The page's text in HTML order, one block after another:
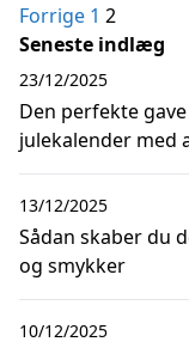
Indlægsinddeling
Forrige 1 2
Seneste indlæg
Den perfekte
julekalender med
23/12/2025
Sådan skaber du
og smykker
13/12/2025
10/12/2025